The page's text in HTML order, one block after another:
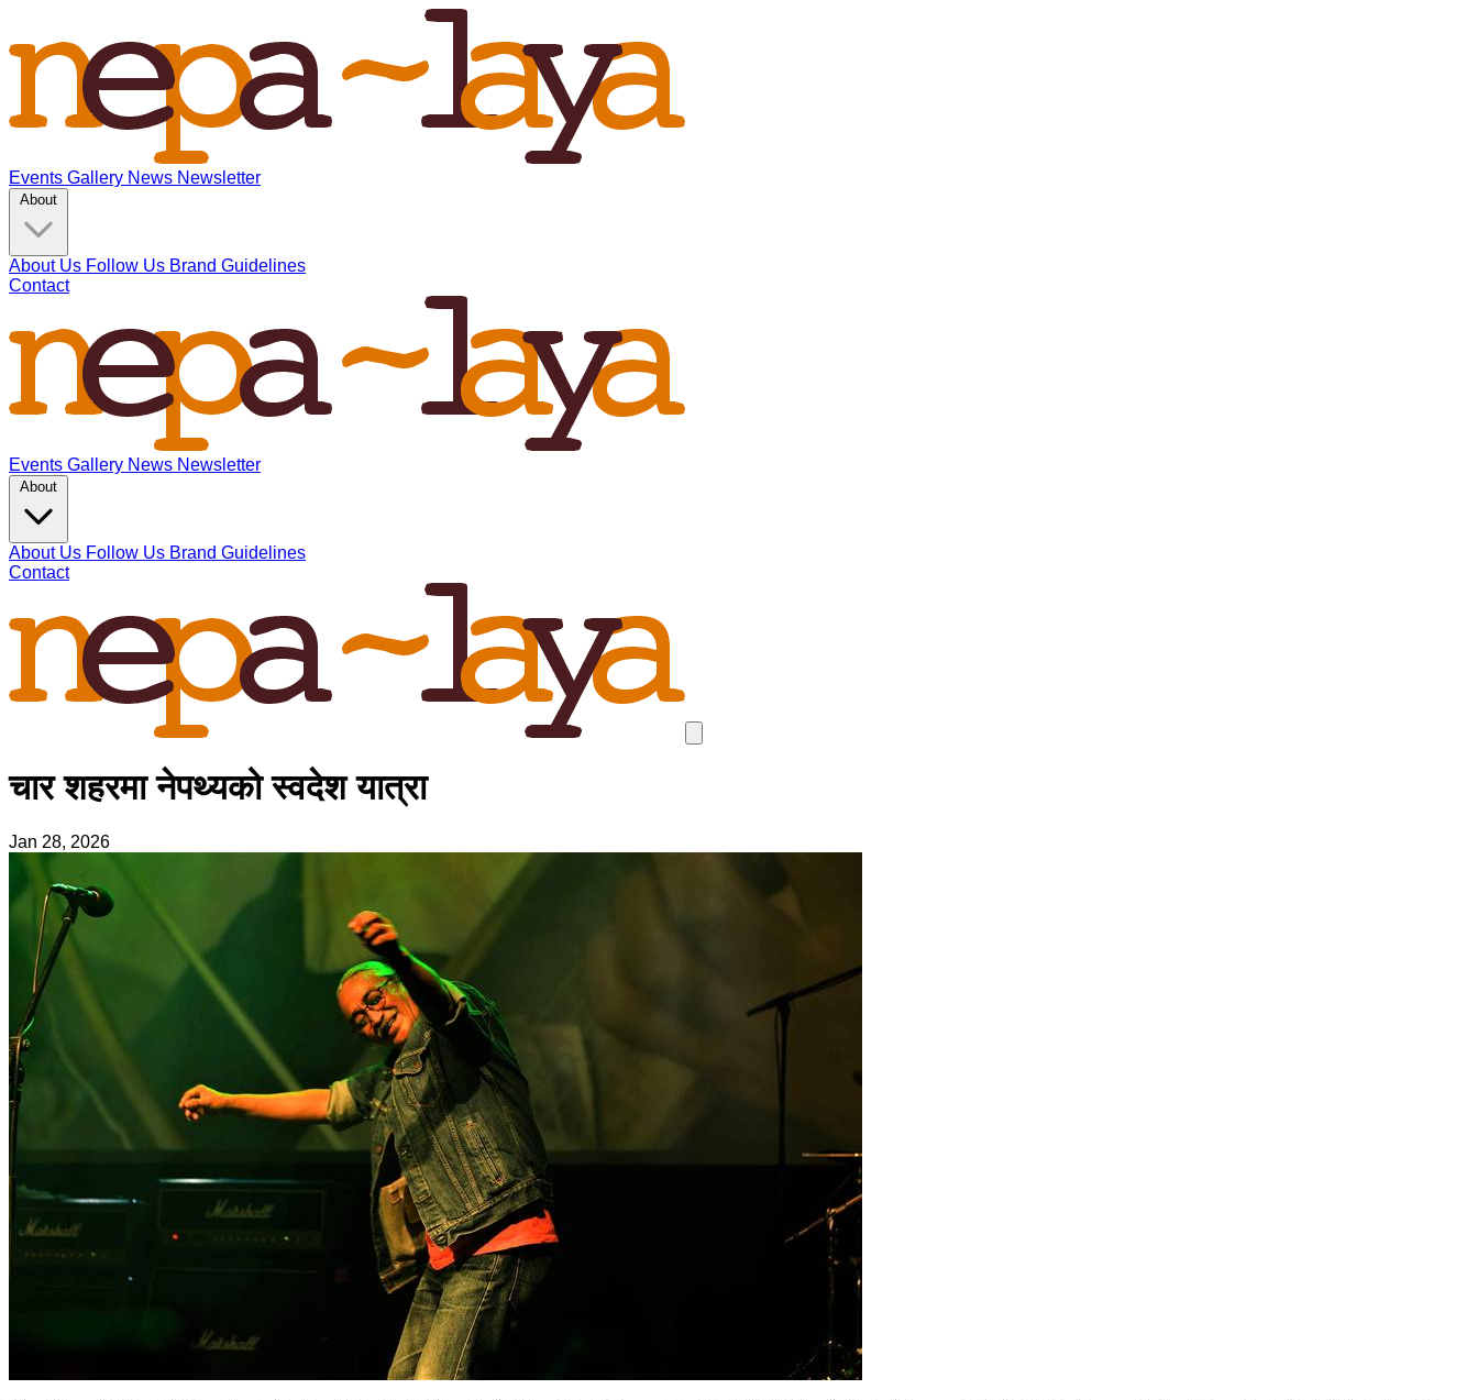
Events Gallery News Newsletter
About Us Follow Us Brand Guidelines
Contact
Events Gallery News Newsletter
About Us Follow Us Brand Guidelines
Contact
चार शहरमा नेपथ्यको स्वदेश यात्रा
Jan 28, 2026